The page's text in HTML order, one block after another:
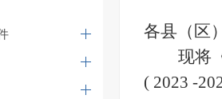
各县（区
现将
( 2023 -